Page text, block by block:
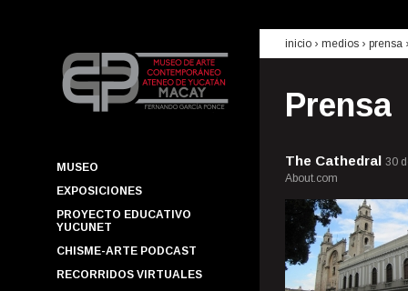
MUSEO
EXPOSICIONES
PROYECTO EDUCATIVO
YUCUNET
CHISME-ARTE PODCAST
RECORRIDOS VIRTUALES
inicio › medios › prensa
Prensa
The Cathedral 30
About.com